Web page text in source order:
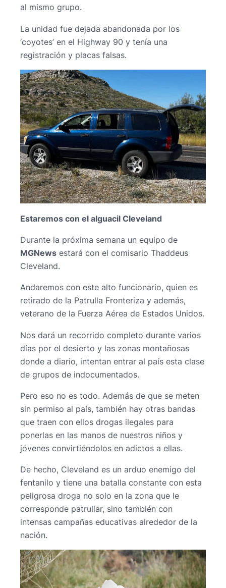
al mismo grupo.
La unidad fue dejada abandonada por los
‘coyotes’ en el Highway 90 y tenía una
registración y placas falsas.
Estaremos con el alguacil Cleveland
Durante la próxima semana un equipo de
MGNews estará con el comisario Thaddeus
Cleveland.
Andaremos con este alto funcionario, quien es
retirado de la Patrulla Fronteriza y además,
veterano de la Fuerza Aérea de Estados Unidos.
Nos dará un recorrido completo durante varios
días por el desierto y las zonas montañosas
donde a diario, intentan entrar al país esta clase
de grupos de indocumentados.
Pero eso no es todo. Además de que se meten
sin permiso al país, también hay otras bandas
que traen con ellos drogas ilegales para
ponerlas en las manos de nuestros niños y
jóvenes convirtiéndolos en adictos a ellas.
De hecho, Cleveland es un arduo enemigo del
fentanilo y tiene una batalla constante con esta
peligrosa droga no solo en la zona que le
corresponde patrullar, sino también con
intensas campañas educativas alrededor de la
nación.